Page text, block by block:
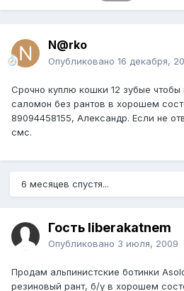
N@rko
Опубликовано 16 декабря,
Срочно куплю кошки 12 зубые
саломон без рантов в хорошем
89094458155, Александр. Если не
смс.
6 месяцев спустя...
Гость liberakatnem
Опубликовано 3 июля, 2009
Продам альпинистские ботинки
резиновый рант, б/у в хорошем